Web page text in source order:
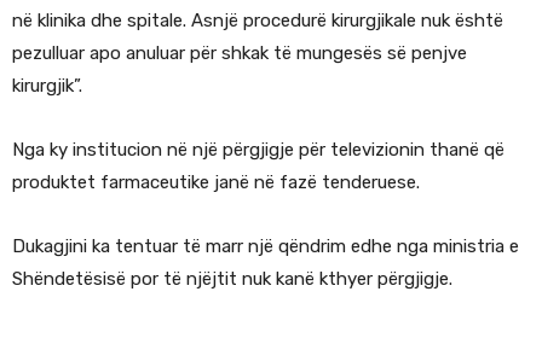
në klinika dhe spitale. Asnjë procedurë kirurgjikale nuk është
pezulluar apo anuluar për shkak të mungesës së penjve
kirurgjik”.
Nga ky institucion në një përgjigje për televizionin thanë që
produktet farmaceutike janë në fazë tenderuese.
Dukagjini ka tentuar të marr një qëndrim edhe nga ministria e
Shëndetësisë por të njëjtit nuk kanë kthyer përgjigje.